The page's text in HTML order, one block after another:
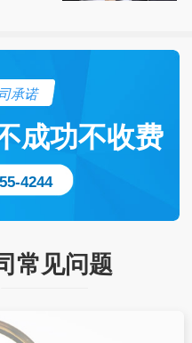
承诺
成功不收费
4244
常见问题